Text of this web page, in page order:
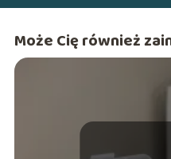
Może Cię również